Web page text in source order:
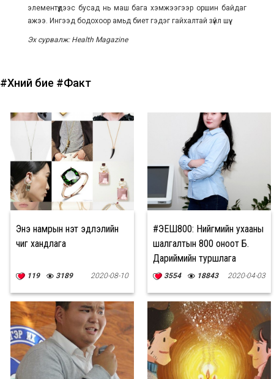
элементүүдээс бусад нь маш бага хэмжээгээр оршин байдаг
ажээ. Ингээд бодохоор амьд биет гэдэг гайхалтай зүйл шүү.
Эх сурвалж: Health Magazine
#Хүний бие #Факт
Энэ намрын үнэт эдлэлийн
чиг хандлага
119 3189 2020-08-10
#ЭЕШ800: Нийгмийн ухааны
шалгалтын 800 оноот Б.
Дариймийн туршлага
3554 18843 2020-04-03